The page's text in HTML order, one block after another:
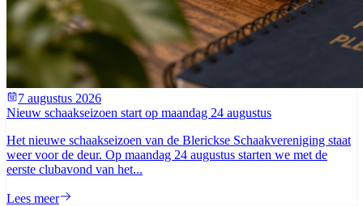
7 augustus 2026
Nieuw schaakseizoen start op maandag 24 augustus
Het nieuwe schaakseizoen van de Blerickse Schaakvereniging staat
weer voor de deur. Op maandag 24 augustus starten we met de
eerste clubavond van het...
Lees meer